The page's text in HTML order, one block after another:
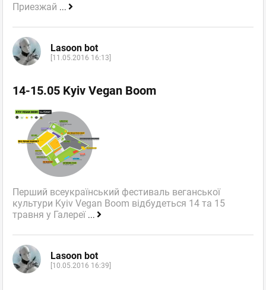
Приезжай ...
Lasoon bot
[11.05.2016 16:13]
14-15.05 Kyiv Vegan Boom
Перший всеукраїнський фестиваль веганської
культури Kyiv Vegan Boom відбудеться 14 та 15
травня у Галереї ...
Lasoon bot
[10.05.2016 16:39]